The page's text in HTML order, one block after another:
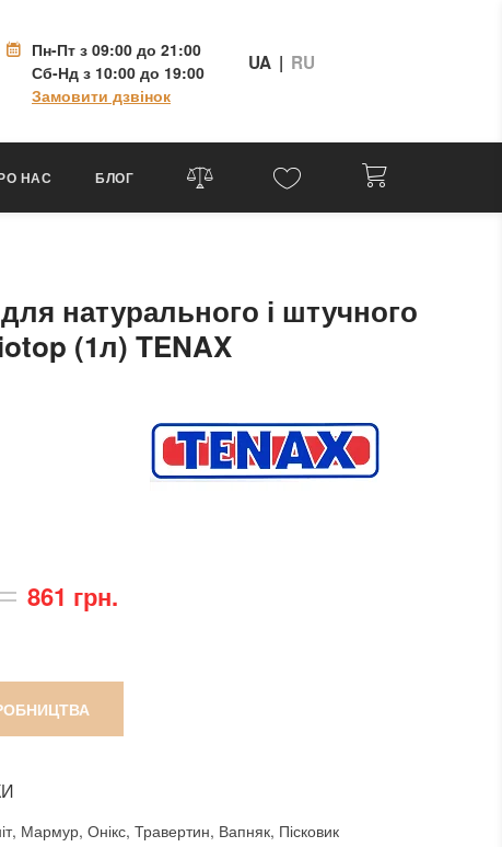
Пн-Пт з 09:00 до 21:00
Сб-Нд з 10:00 до 19:00
Замовити дзвінок
UA | RU
НАС БЛОГ
натурального і штучного
(1л) TENAX
861 грн.
Мармур, Онікс, Травертин, Вапняк, Пісковик